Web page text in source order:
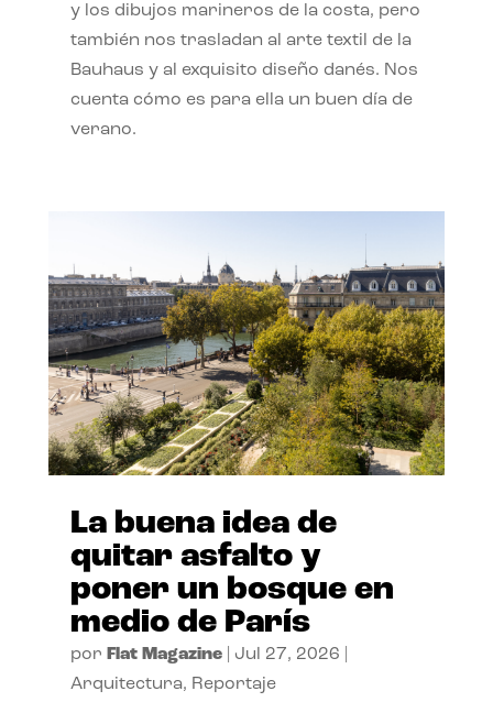
y los dibujos marineros de la costa, pero
también nos trasladan al arte textil de la
Bauhaus y al exquisito diseño danés. Nos
cuenta cómo es para ella un buen día de
verano.
La buena idea de
quitar asfalto y
poner un bosque en
medio de París
por Flat Magazine| Jul 27, 2026
Arquitectura, Reportaje